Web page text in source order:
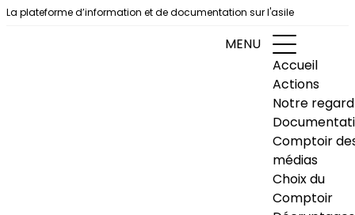
Aller au contenu
La plateforme d’information et de documentation sur l'asile
MENU
Accueil
Actions
Notre regard
Comptoir
médias
Choix du
Comptoir